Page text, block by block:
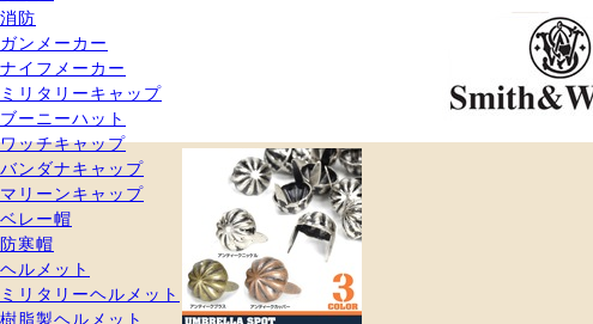
消防
ガンメーカー
ナイフメーカー
ミリタリーキャップ
ブーニーハット
ワッチキャップ
バンダナキャップ
マリーンキャップ
ベレー帽
防寒帽
ヘルメット
ミリタリーヘルメット
樹脂製ヘルメット